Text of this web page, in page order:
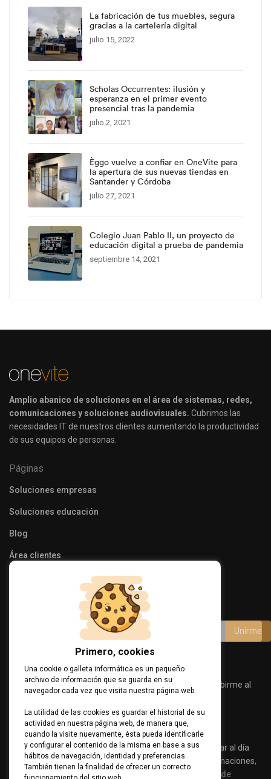
La fabricación de tus muebles, segura
gracias a la cartelería digital
julio 15, 2022
Scholas Occurrentes: ilusión y
esperanza en el primer evento
presencial tras la pandemia
julio 2, 2021
Èggo vuelve a confiar en OneVite para
la apertura de sus nuevas tiendas en
Santander y Córdoba
julio 27, 2021
Colegio Juan Pablo II, un proyecto de
educación digital a prueba de pandemia
septiembre 14, 2021
Amplio abanico de soluciones en el área de sistemas, redes,
comunicaciones y soluciones audiovisuales. Cubrimos las
necesidades IT de nuestros clientes aumentando la productividad
de sus equipos de personas.
Páginas
Soluciones empresas
Soluciones educación
Blog
Área clientes
Únete a nuestro canal
Acepto términos y condiciones
Consiento el uso de mis datos personales para suscribirme al
Canal de Comunicaciones.
Política de Privacidad
Ver Cláusula
Suscríbete a nuestro canal de comunicaciones para estar al día
sobre consejos de seguridad, productos o servicios, formaciones,
eventos… Para más información, visita nuestra
política de
Primero, cookies
Una cookie o galleta informática es un pequeño
archivo de información que se guarda en su
navegador cada vez que visita nuestra página web.
La utilidad de las cookies es guardar el historial de su
actividad en nuestra página web, de manera que,
cuando la visite nuevamente, ésta pueda identificarle
y configurar el contenido de la misma en base a sus
hábitos de navegación, identidad y preferencias.
También tienen la finalidad de ofrecer un correcto